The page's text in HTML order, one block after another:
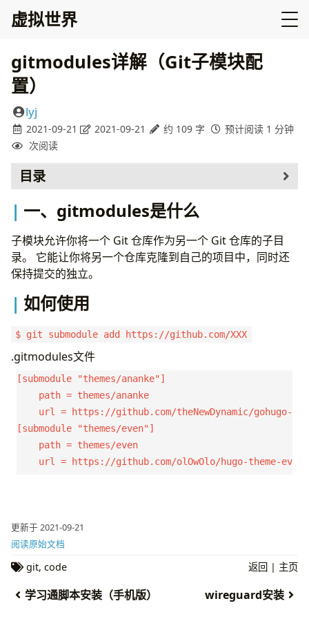
虚拟世界
gitmodules详解（Git子模块配
置）
lyj
2021-09-21 2021-09-21 约 109 字
预计阅读 1 分钟
次阅读
目录
一、gitmodules是什么
如何使用
一、gitmodules是什么
子模块允许你将一个 Git 仓库作为另一个 Git 仓库的子目
录。 它能让你将另一个仓库克隆到自己的项目中，同时还
保持提交的独立。
如何使用
$ git submodule add https://github.com/XXX
.gitmodules文件
[submodule "themes/ananke"]
[submodule "themes/even"]
更新于 2021-09-21
阅读原始文档
git, code 返回 | 主页
学习通脚本安装（手机版） wireguard安装